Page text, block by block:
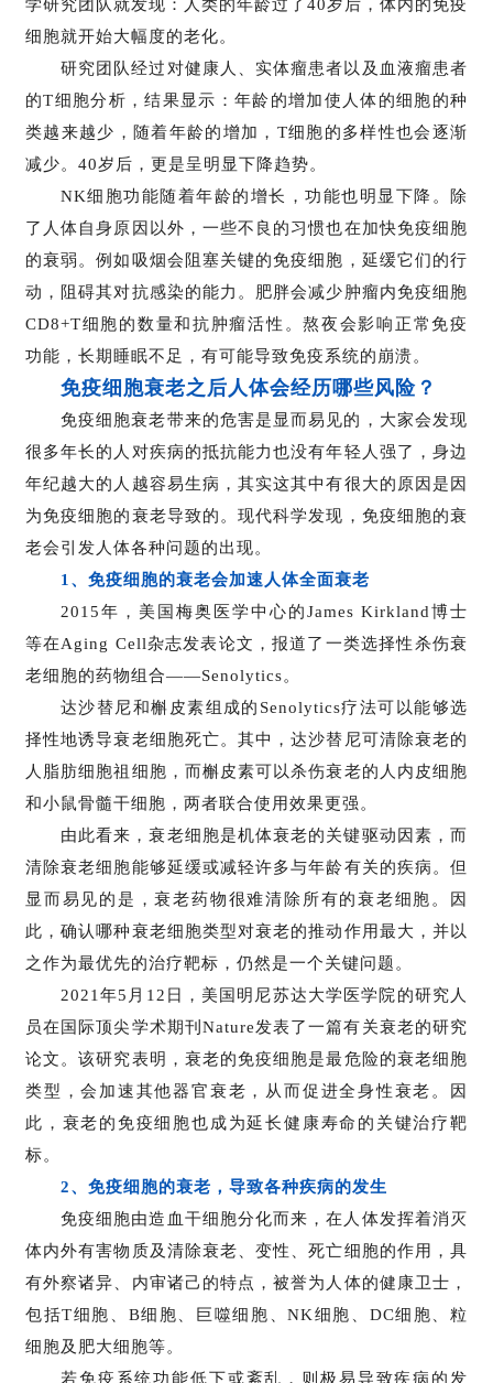
首
页
学研究团队就发现：人类的年龄过了40岁后，体内的免疫
细胞就开始大幅度的老化。
研究团队经过对健康人、实体瘤患者以及血液瘤患者
的T细胞分析，结果显示：年龄的增加使人体的细胞的种
类越来越少，随着年龄的增加，T细胞的多样性也会逐渐
减少。40岁后，更是呈明显下降趋势。
NK细胞功能随着年龄的增长，功能也明显下降。除
了人体自身原因以外，一些不良的习惯也在加快免疫细胞
的衰弱。例如吸烟会阻塞关键的免疫细胞，延缓它们的行
动，阻碍其对抗感染的能力。肥胖会减少肿瘤内免疫细胞
CD8+T细胞的数量和抗肿瘤活性。熬夜会影响正常免疫
功能，长期睡眠不足，有可能导致免疫系统的崩溃。
免疫细胞衰老之后人体会经历哪些风险？
免疫细胞衰老带来的危害是显而易见的，大家会发现
很多年长的人对疾病的抵抗能力也没有年轻人强了，身边
年纪越大的人越容易生病，其实这其中有很大的原因是因
为免疫细胞的衰老导致的。现代科学发现，免疫细胞的衰
老会引发人体各种问题的出现。
1、免疫细胞的衰老会加速人体全面衰老
2015年，美国梅奥医学中心的James Kirkland博士
等在Aging Cell杂志发表论文，报道了一类选择性杀伤衰
老细胞的药物组合——Senolytics。
达沙替尼和槲皮素组成的Senolytics疗法可以能够选
择性地诱导衰老细胞死亡。其中，达沙替尼可清除衰老的
人脂肪细胞祖细胞，而槲皮素可以杀伤衰老的人内皮细胞
和小鼠骨髓干细胞，两者联合使用效果更强。
由此看来，衰老细胞是机体衰老的关键驱动因素，而
清除衰老细胞能够延缓或减轻许多与年龄有关的疾病。但
显而易见的是，衰老药物很难清除所有的衰老细胞。因
此，确认哪种衰老细胞类型对衰老的推动作用最大，并以
之作为最优先的治疗靶标，仍然是一个关键问题。
2021年5月12日，美国明尼苏达大学医学院的研究人
员在国际顶尖学术期刊Nature发表了一篇有关衰老的研究
论文。该研究表明，衰老的免疫细胞是最危险的衰老细胞
类型，会加速其他器官衰老，从而促进全身性衰老。因
此，衰老的免疫细胞也成为延长健康寿命的关键治疗靶
标。
2、免疫细胞的衰老，导致各种疾病的发生
免疫细胞由造血干细胞分化而来，在人体发挥着消灭
体内外有害物质及清除衰老、变性、死亡细胞的作用，具
有外察诸异、内审诸己的特点，被誉为人体的健康卫士，
包括T细胞、B细胞、巨噬细胞、NK细胞、DC细胞、粒
细胞及肥大细胞等。
若免疫系统功能低下或紊乱，则极易导致疾病的发